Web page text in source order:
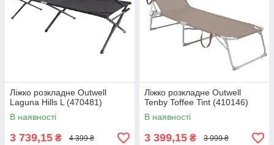
Ліжко розкладне Outwell
Laguna Hills L (470481)
В наявності
3 739,15 ₴ 4 399 ₴
Ліжко розкладне Outwell
Tenby Toffee Tint (410146)
В наявності
3 399,15 ₴ 3 999 ₴